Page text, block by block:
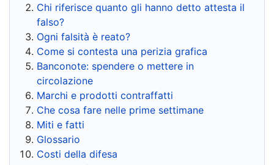
Chi riferisce quanto gli hanno detto attesta il
falso?
Ogni falsità è reato?
Come si contesta una perizia grafica
Banconote: spendere o mettere in
circolazione
Marchi e prodotti contraffatti
Che cosa fare nelle prime settimane
Miti e fatti
Glossario
Costi della difesa